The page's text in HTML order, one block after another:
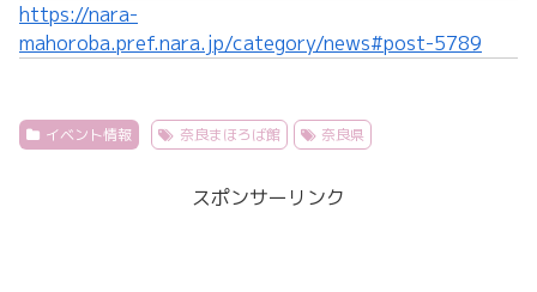
https://nara-
mahoroba.pref.nara.jp/category/news#post-5789
イベント情報 奈良まほろば館 奈良県
スポンサーリンク